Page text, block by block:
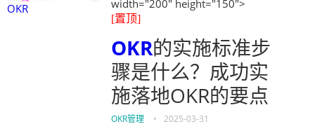
OKR
width="200" height="150">
[置顶]
OKR的实施标准步
骤是什么？成功实
施落地OKR的要点
OKR管理 • 2025-03-31